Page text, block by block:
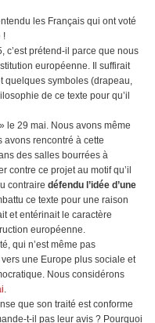
les Français qui ont voté
!
c’est prétend-il parce que nous
européenne. Il suffirait
quelques symboles (drapeau,
de ce texte pour qu’il
le 29 mai. Nous avons même
avons rencontré à cette
des salles bourrées à
contre ce projet au motif qu’il
contraire défendu l’idée d’une
ce texte pour une raison
et entérinait le caractère
européenne.
qui n’est même pas
une Europe plus sociale et
Nous considérons
.
que son traité est conforme
t-il pas leur avis ? Pourquoi